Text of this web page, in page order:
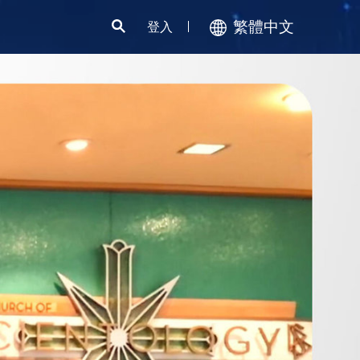
登入 繁體中文